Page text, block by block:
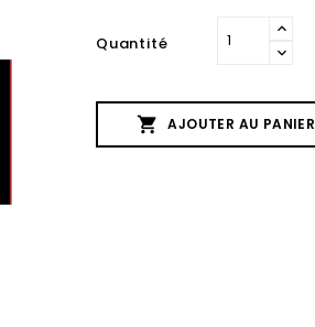
Quantité
 AJOUTER AU PANIER